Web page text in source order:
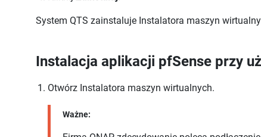
System QTS zainstaluje Instalatora maszyn
Instalacja aplikacji pfSense przy
Otwórz Instalatora maszyn wirtualnych.
Ważne: